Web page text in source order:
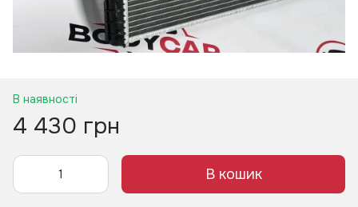
В наявності
4 430 грн
В кошик